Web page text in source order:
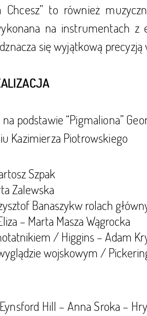
Chcesz” to również
na instrumentach z
się wyjątkową precyzją
podstawie “Pigmaliona”
Kazimierza Piotrowskiego
Szpak
Zalewska
Banaszykw rolach
– Marta Masza Wągrocka
/ Higgins – Adam
wojskowym /
Hill – Anna Sroka –